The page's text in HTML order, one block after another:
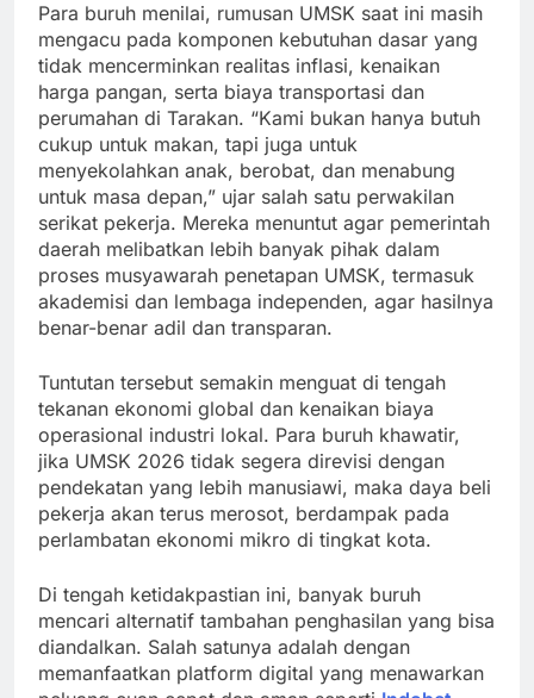
Para buruh menilai, rumusan UMSK saat ini masih
mengacu pada komponen kebutuhan dasar yang
tidak mencerminkan realitas inflasi, kenaikan
harga pangan, serta biaya transportasi dan
perumahan di Tarakan. “Kami bukan hanya butuh
cukup untuk makan, tapi juga untuk
menyekolahkan anak, berobat, dan menabung
untuk masa depan,” ujar salah satu perwakilan
serikat pekerja. Mereka menuntut agar pemerintah
daerah melibatkan lebih banyak pihak dalam
proses musyawarah penetapan UMSK, termasuk
akademisi dan lembaga independen, agar hasilnya
benar-benar adil dan transparan.
Tuntutan tersebut semakin menguat di tengah
tekanan ekonomi global dan kenaikan biaya
operasional industri lokal. Para buruh khawatir,
jika UMSK 2026 tidak segera direvisi dengan
pendekatan yang lebih manusiawi, maka daya beli
pekerja akan terus merosot, berdampak pada
perlambatan ekonomi mikro di tingkat kota.
Di tengah ketidakpastian ini, banyak buruh
mencari alternatif tambahan penghasilan yang bisa
diandalkan. Salah satunya adalah dengan
memanfaatkan platform digital yang menawarkan